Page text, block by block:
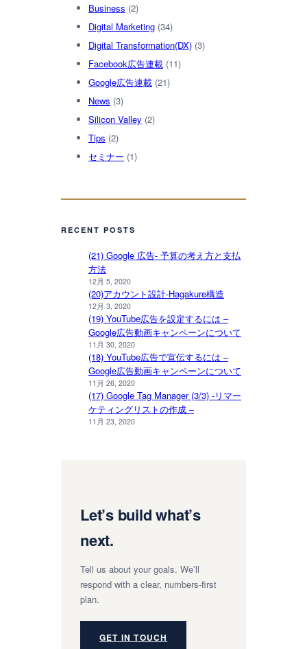
Business (2)
Digital Marketing(34)
Digital Transformation(DX)(3)
Facebook広告連載(11)
Google広告連載(21)
News (3)
Silicon Valley (2)
Tips (2)
セミナー (1)
RECENT POSTS
(21) Google 広告- 予算の考え方と支払
方法
12月 5, 2020
(20)アカウント設計-Hagakure構造
12月 3, 2020
(19) YouTube広告を設定するには –
Google広告動画キャンペーンについて
11月 30, 2020
(18) YouTube広告で宣伝するには –
Google広告動画キャンペーンについて
11月 26, 2020
(17) Google Tag Manager (3/3) -リマー
ケティングリストの作成 –
11月 23, 2020
Let’s build what’s
next.
Tell us about your goals. We’ll
respond with a clear, numbers-first
plan.
GET IN TOUCH